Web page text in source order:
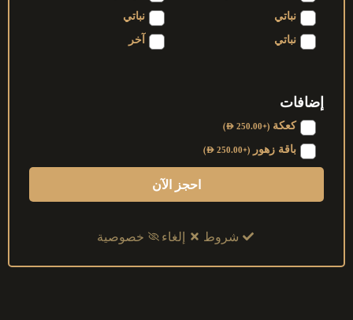
نباتي
نباتي
نباتي
آخر
إضافات
كعكة (
+
AED 250.00
)
باقة زهور (
+
AED 250.00
)
احجز الآن
شروط إلغاء خصوصية